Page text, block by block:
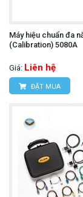
Máy hiệu chuẩn đa
(Calibration) 5080A
Giá: Liên hệ
ĐẶT MUA